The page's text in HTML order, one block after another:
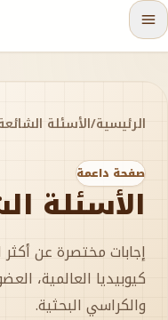
الرئيسية/الأسئلة
صفحة داعمة
الأسئلة
إجابات مختصرة عن
كيوبيديا العالمية،
والكراسي البحثية.